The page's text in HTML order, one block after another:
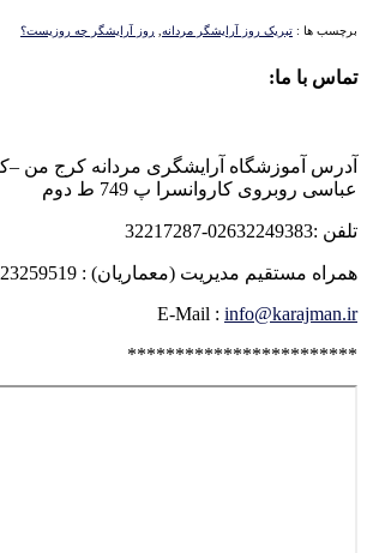
برچسب ها : تبریک روز آرایشگر مردانه, روز آرایشگر چه روزیست؟
تماس با ما:
آدرس آموزشگاه آرایشگری مردانه کرج من
عباسی روبروی کاروانسرا پ 749 ط دوم
تلفن :02632249383-32217287
همراه مستقیم مدیریت (معماریان) : 09123259519
E-Mail : info@karajman.ir
************************